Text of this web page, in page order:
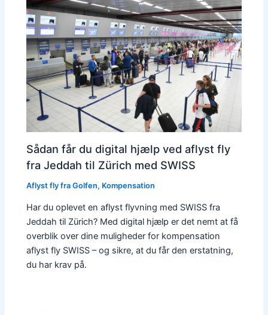
Sådan får du digital hjælp ved aflyst fly
fra Jeddah til Zürich med SWISS
Aflyst fly fra Golfen, Kompensation
Har du oplevet en aflyst flyvning med SWISS fra
Jeddah til Zürich? Med digital hjælp er det nemt at få
overblik over dine muligheder for kompensation
aflyst fly SWISS – og sikre, at du får den erstatning,
du har krav på.